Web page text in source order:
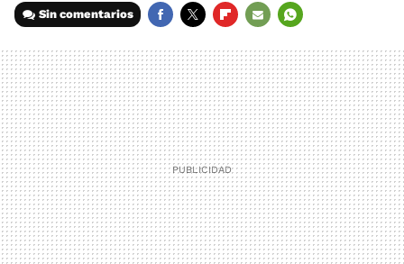
Sin comentarios
MAIL